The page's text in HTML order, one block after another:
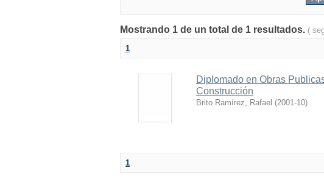
Mostrando 1 de un total de 1 resultados. (
1
Diplomado en Obras
Construcción
Brito Ramírez, Rafael (2001-10)
1